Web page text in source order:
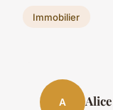
Immobilier
A Alice